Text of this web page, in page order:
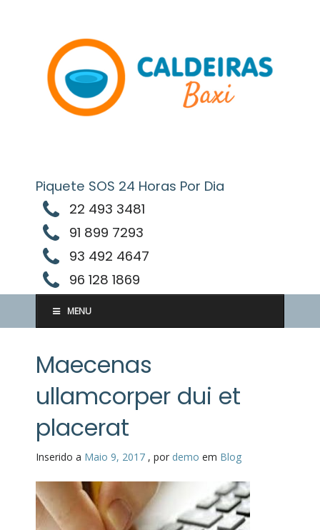
Piquete SOS 24 Horas Por Dia
22 493 3481
91 899 7293
93 492 4647
96 128 1869
MENU
Maecenas
ullamcorper dui et
placerat
Inserido a Maio 9, 2017 , por demo em Blog